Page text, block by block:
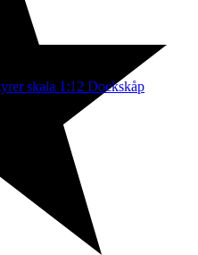
skala 1:12 Dockskåp